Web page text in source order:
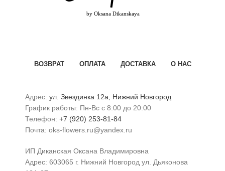
ВОЗВРАТ ОПЛАТА ДОСТАВКА О НАС
Адрес: ул. Звездинка 12а, Нижний Новгород
График работы: Пн-Вс с 8:00 до 20:00
Телефон: +7 (920) 253-81-84
Почта: oks-flowers.ru@yandex.ru
ИП Диканская Оксана Владимировна
Адрес: 603065 г. Нижний Новгород ул. Дьяконова